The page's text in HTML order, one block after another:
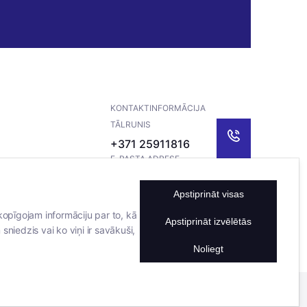
KONTAKTINFORMĀCIJA
TĀLRUNIS
+371 25911816
E-PASTA ADRESE
info@bertasnams.lv
informāciju par to, kā
vai ko viņi ir savākuši,
Apstiprināt visas
Apstiprināt izvēlētās
Noliegt